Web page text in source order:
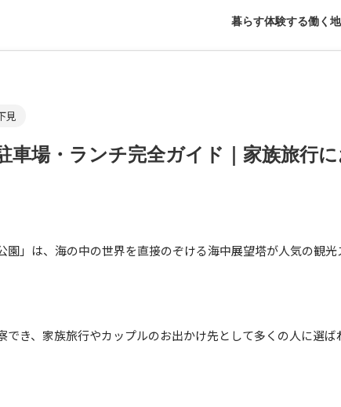
暮らす体験する働く
見
車場・ランチ完全ガイド｜家族旅行
」は、海の中の世界を直接のぞける海中展望塔が人気の観光
き、家族旅行やカップルのお出かけ先として多くの人に選ば